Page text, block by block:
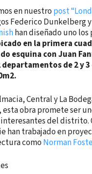
en nuestro post
Federico Dunkelberg
han diseñado uno
en la primera
esquina con Juan
departamentos de 2 y
Central y La
obra promete ser
del distrito.
han trabajado en
como Norman